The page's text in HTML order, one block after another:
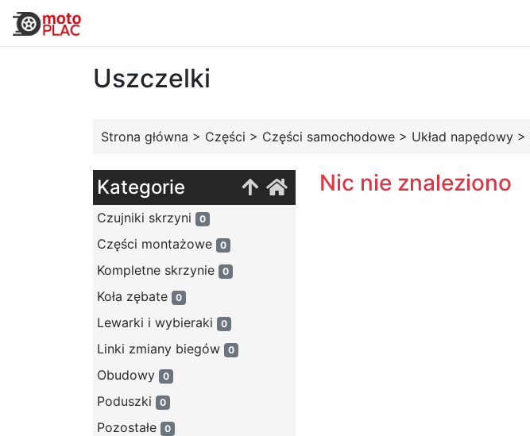
Uszczelki
Strona główna > Części > Części samochodowe > Układ napędowy >
Kategorie
Czujniki skrzyni 0
Części montażowe 0
Kompletne skrzynie 0
Koła zębate 0
Lewarki i wybieraki 0
Linki zmiany biegów 0
Obudowy 0
Poduszki 0
Pozostałe 0
Nic nie znaleziono